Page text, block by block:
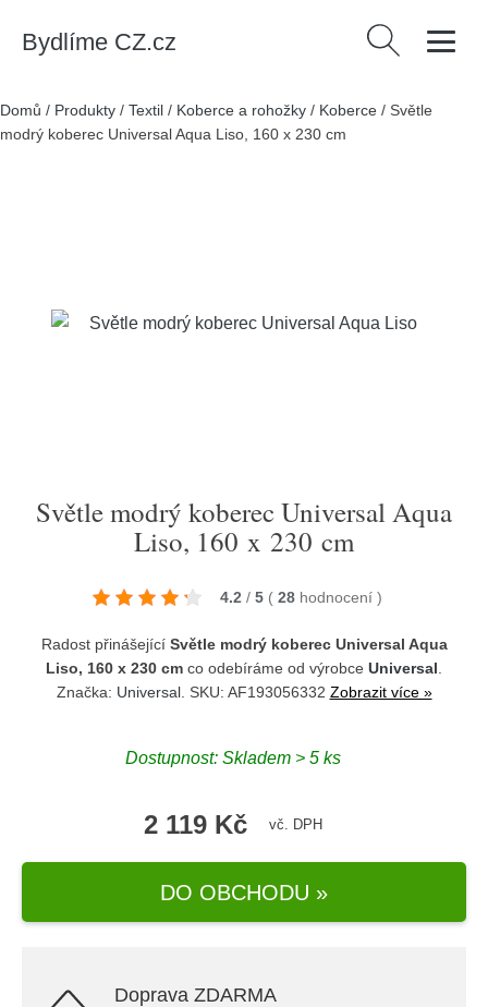
Bydlíme CZ.cz Vyhledávání
Domů / Produkty / Textil / Koberce a rohožky / Koberce / Světle
modrý koberec Universal Aqua Liso, 160 x 230 cm
Světle modrý koberec Universal Aqua
Liso, 160 x 230 cm
4.2 / 5 ( 28 hodnocení )
Radost přinášející Světle modrý koberec Universal Aqua
Liso, 160 x 230 cm co odebíráme od výrobce Universal
Značka: Universal. SKU: AF193056332 Zobrazit více »
Dostupnost: Skladem > 5 ks
2 119 Kč vč. DPH
DO OBCHODU »
Doprava ZDARMA